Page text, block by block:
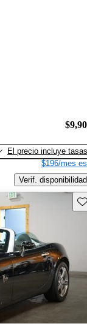
El precio incluye tasas
$196/mes
Verif. disponibilidad